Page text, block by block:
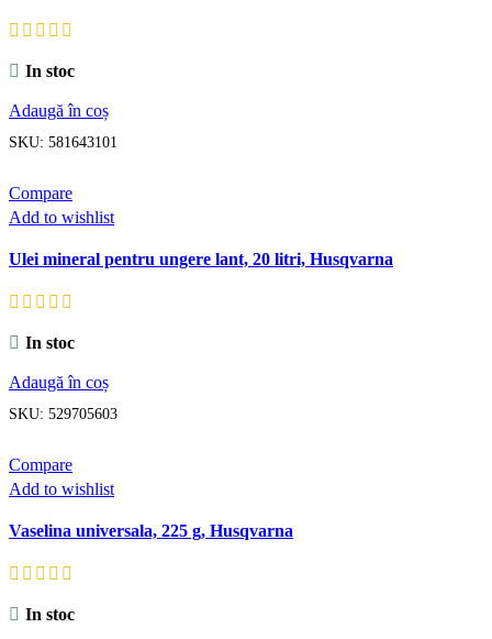
In stoc
Adaugă în coș
SKU: 581643101
Compare
Add to wishlist
Ulei mineral pentru ungere lant, 20 litri, Husqvarna
In stoc
Adaugă în coș
SKU: 529705603
Compare
Add to wishlist
Vaselina universala, 225 g, Husqvarna
In stoc